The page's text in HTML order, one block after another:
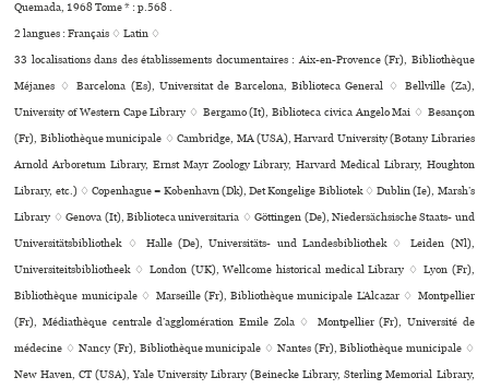
Quemada, 1968 Tome * : p.568 .
2 langues :Français ♢Latin ♢
33 localisations dans des établissements documentaires : Aix-en-Provence (Fr), Bibliothèque
Méjanes ♢ Barcelona (Es), Universitat de Barcelona, Biblioteca General ♢ Bellville (Za),
University of Western Cape Library ♢ Bergamo (It), Biblioteca civica Angelo Mai ♢ Besançon
(Fr), Bibliothèque muni­ci­pale ♢ Cambridge, MA (USA), Harvard University (Botany Libraries
Arnold Arboretum Library, Ernst Mayr Zoology Library, Harvard Medical Library, Houghton
Library, etc.) ♢ Copenhague = København (Dk), Det Kongelige Bibliotek ♢ Dublin (Ie), Marsh’s
Library ♢ Genova (It), Biblioteca uni­ver­si­ta­ria ♢ Göttingen (De), Niedersächsische Staats- und
Universitätsbibliothek ♢ Halle (De), Universitäts- und Landesbibliothek ♢ Leiden (Nl),
Universiteitsbibliotheek ♢ London (UK), Wellcome his­to­ri­cal medi­cal Library ♢ Lyon (Fr),
Bibliothèque muni­ci­pale ♢ Marseille (Fr), Bibliothèque muni­ci­pale L’Alcazar ♢ Montpellier
(Fr), Médiathèque cen­trale d’agglo­mé­ra­tion Emile Zola ♢ Montpellier (Fr), Université de
méde­cine ♢ Nancy (Fr), Bibliothèque muni­ci­pale ♢ Nantes (Fr), Bibliothèque muni­ci­pale ♢
New Haven, CT (USA), Yale University Library (Beinecke Library, Sterling Memorial Library,